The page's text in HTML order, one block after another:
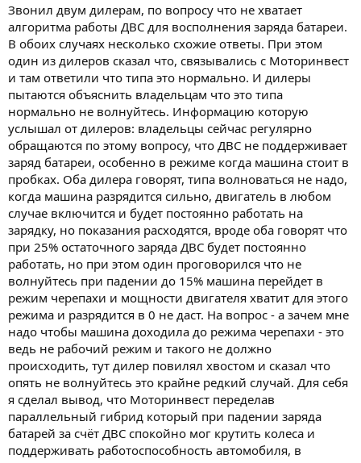
Звонил двум дилерам, по вопросу что не хватает
алгоритма работы ДВС для восполнения заряда батареи.
В обоих случаях несколько схожие ответы. При этом
один из дилеров сказал что, связывались с Моторинвест
и там ответили что типа это нормально. И дилеры
пытаются объяснить владельцам что это типа
нормально не волнуйтесь. Информацию которую
услышал от дилеров: владельцы сейчас регулярно
обращаются по этому вопросу, что ДВС не поддерживает
заряд батареи, особенно в режиме когда машина стоит в
пробках. Оба дилера говорят, типа волноваться не надо,
когда машина разрядится сильно, двигатель в любом
случае включится и будет постоянно работать на
зарядку, но показания расходятся, вроде оба говорят что
при 25% остаточного заряда ДВС будет постоянно
работать, но при этом один проговорился что не
волнуйтесь при падении до 15% машина перейдет в
режим черепахи и мощности двигателя хватит для этого
режима и разрядится в 0 не даст. На вопрос - а зачем мне
надо чтобы машина доходила до режима черепахи - это
ведь не рабочий режим и такого не должно
происходить, тут дилер повилял хвостом и сказал что
опять не волнуйтесь это крайне редкий случай. Для себя
я сделал вывод, что Моторинвест переделав
параллельный гибрид который при падении заряда
батарей за счёт ДВС спокойно мог крутить колеса и
поддерживать работоспособность автомобиля, в